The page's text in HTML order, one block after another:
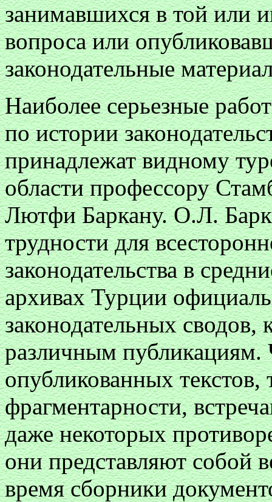
занимавшихся в той или
вопроса или
законодательные
Наиболее серьезные
по истории
принадлежат видному
области профессору
Лютфи Баркану. О.Л.
трудности для
законодательства в
архивах Турции
законодательных
различным публикациям.
опубликованных текстов,
фрагментарности,
даже некоторых
они представляют собой
время сборники